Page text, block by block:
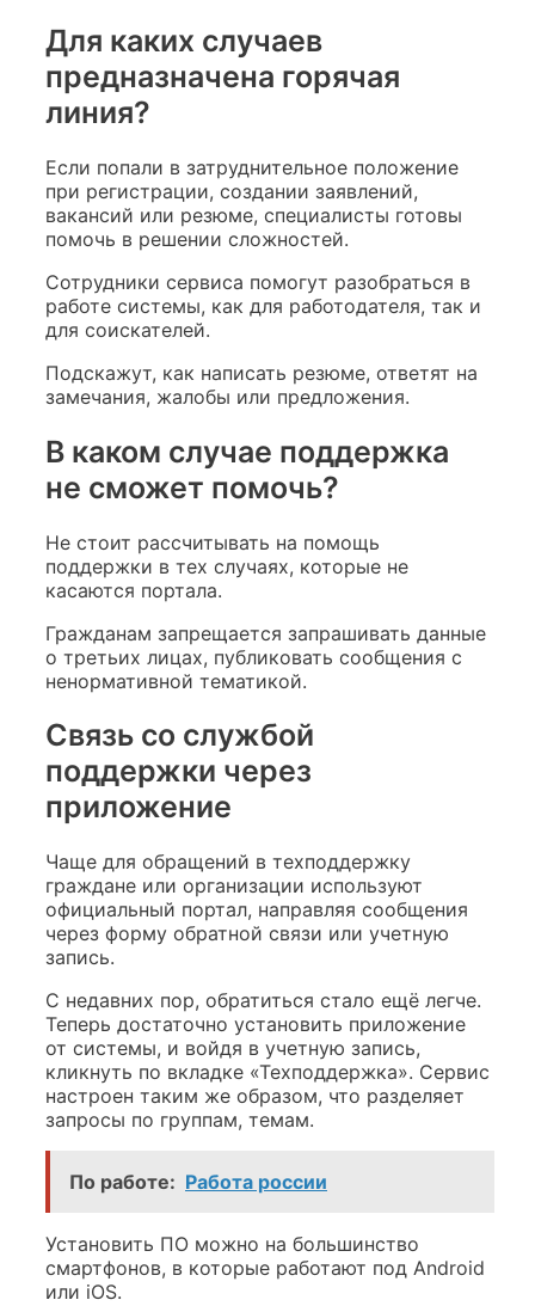
Для каких случаев
предназначена горячая
линия?
Если попали в затруднительное положение
при регистрации, создании заявлений,
вакансий или резюме, специалисты готовы
помочь в решении сложностей.
Сотрудники сервиса помогут разобраться в
работе системы, как для работодателя, так и
для соискателей.
Подскажут, как написать резюме, ответят на
замечания, жалобы или предложения.
В каком случае поддержка
не сможет помочь?
Не стоит рассчитывать на помощь
поддержки в тех случаях, которые не
касаются портала.
Гражданам запрещается запрашивать данные
о третьих лицах, публиковать сообщения с
ненормативной тематикой.
Связь со службой
поддержки через
приложение
Чаще для обращений в техподдержку
граждане или организации используют
официальный портал, направляя сообщения
через форму обратной связи или учетную
запись.
С недавних пор, обратиться стало ещё легче.
Теперь достаточно установить приложение
от системы, и войдя в учетную запись,
кликнуть по вкладке «Техподдержка». Сервис
настроен таким же образом, что разделяет
запросы по группам, темам.
По работе: Работа россии
Установить ПО можно на большинство
смартфонов, в которые работают под Android
или iOS.